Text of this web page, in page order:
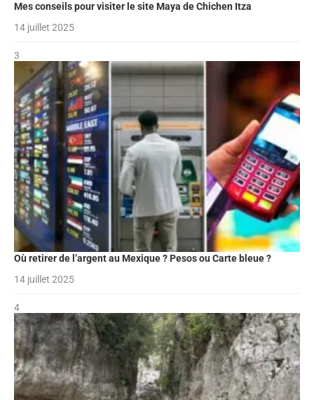
Mes conseils pour visiter le site Maya de Chichen Itza
14 juillet 2025
3
Où retirer de l’argent au Mexique ? Pesos ou Carte bleue ?
14 juillet 2025
4